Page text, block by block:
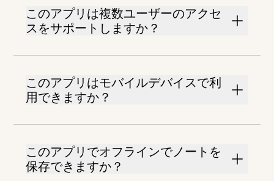
このアプリは複数ユーザーのアクセ
スをサポートしますか？
このアプリはモバイルデバイスで利
用できますか？
このアプリでオフラインでノートを
保存できますか？